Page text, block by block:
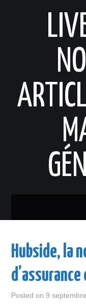
LOISIR
Hubside, la
d’assurance
Posted on9